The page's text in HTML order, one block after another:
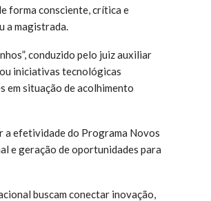
forma consciente, crítica e
a magistrada.
conduzido pelo juiz auxiliar
iniciativas tecnológicas
em situação de acolhimento
a efetividade do Programa Novos
e geração de oportunidades para
buscam conectar inovação,